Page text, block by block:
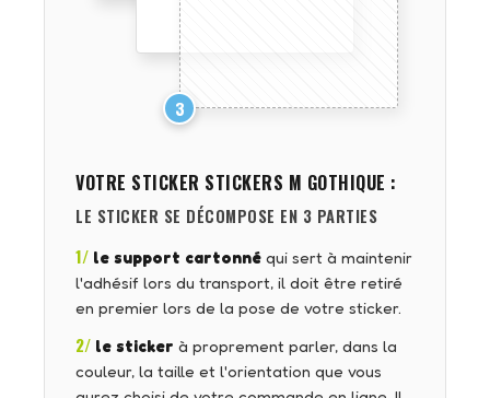
3
VOTRE STICKER STICKERS M GOTHIQUE :
LE STICKER SE DÉCOMPOSE EN 3 PARTIES
1/ le support cartonné qui sert à maintenir
l'adhésif lors du transport, il doit être retiré
en premier lors de la pose de votre sticker.
2/ le sticker à proprement parler, dans la
couleur, la taille et l'orientation que vous